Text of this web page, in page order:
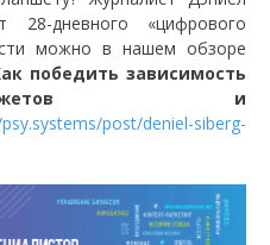
28-дневного «цифрового
можно в нашем обзоре
победить зависимость
и
post/deniel-siberg-